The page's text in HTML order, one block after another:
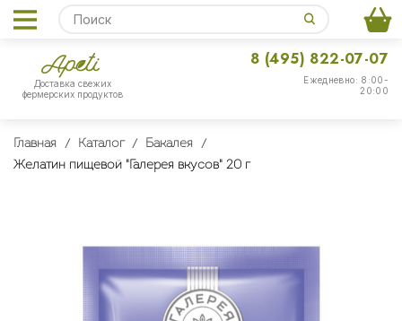
Доставка свежих
фермерских продуктов
Ежедневно: 8:00-
20:00
8 (495) 822-07-07
Главная Каталог
Бакалея
Желатин пищевой "Галерея вкусов" 20 г